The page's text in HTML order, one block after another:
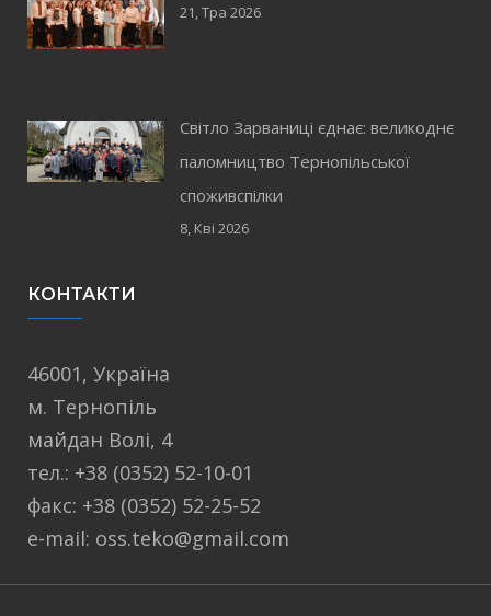
21, Тра 2026
Світло Зарваниці єднає: великоднє
паломництво Тернопільської
споживспілки
8, Кві 2026
КОНТАКТИ
46001, Україна
м. Тернопіль
майдан Волі, 4
тел.: +38 (0352) 52-10-01
факс: +38 (0352) 52-25-52
e-mail: oss.teko@gmail.com